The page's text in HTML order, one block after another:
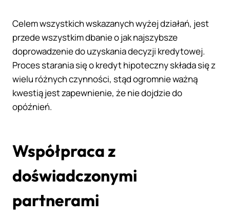
Celem wszystkich wskazanych wyżej działań, jest
przede wszystkim dbanie o jak najszybsze
doprowadzenie do uzyskania decyzji kredytowej.
Proces starania się o kredyt hipoteczny składa się z
wielu różnych czynności, stąd ogromnie ważną
kwestią jest zapewnienie, że nie dojdzie do
opóźnień.
Współpraca z
doświadczonymi
partnerami